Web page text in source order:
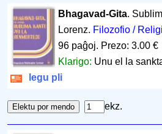
Bhagavad-Gita.
Lorenz. Filozofio /
96 paĝoj. Prezo: 3.00 €
Klarigo: Unu el la
legu pli
ekz.